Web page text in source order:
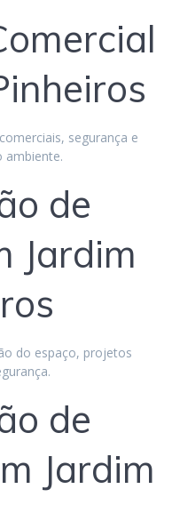
segurança e
ambiente.
de
Jardim
do espaço, projetos
de
Jardim